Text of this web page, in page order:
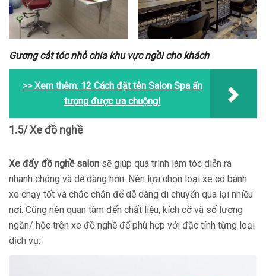
Gương cắt tóc nhỏ chia khu vực ngồi cho khách
>> Xem thêm: 12 Cách đặt tên Salon Spa ấn
tượng được ưa chuộng!
1.5/ Xe đồ nghề
Xe đẩy đồ nghề salon sẽ giúp quá trình làm tóc diễn ra
nhanh chóng và dễ dàng hơn. Nên lựa chọn loại xe có bánh
xe chạy tốt và chắc chắn để dễ dàng di chuyển qua lại nhiều
nơi. Cũng nên quan tâm đến chất liệu, kích cỡ và số lượng
ngăn/ hộc trên xe đồ nghề để phù hợp với đặc tính từng loại
dịch vụ: